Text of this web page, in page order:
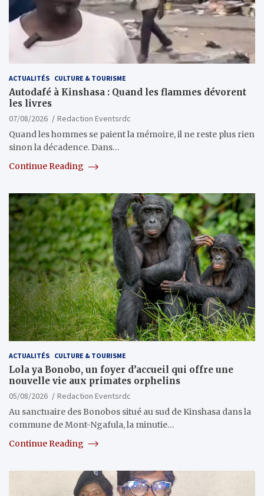
ACTUALITÉS CULTURE & TOURISME
Autodafé à Kinshasa : Quand les flammes dévorent
les livres
07/08/2026
Redaction Eventsrdc
Quand les hommes se paient la mémoire, il ne reste plus rien
sinon la décadence. Dans…
Continue Reading
ACTUALITÉS CULTURE & TOURISME
Lola ya Bonobo, un foyer d’accueil qui offre une
nouvelle vie aux primates orphelins
05/08/2026
Redaction Eventsrdc
Au sanctuaire des Bonobos situé au sud de Kinshasa dans la
commune de Mont-Ngafula, la minutie…
Continue Reading